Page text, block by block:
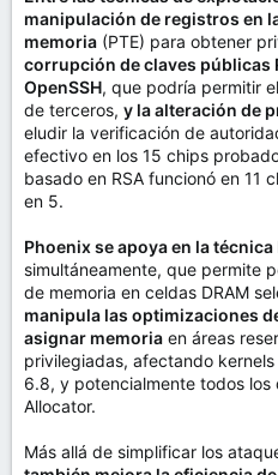
manipulación de registros en
memoria (PTE) para obtener
corrupción de claves públicas
OpenSSH, que podría permitir
de terceros, y la alteración de
eludir la verificación de
efectivo en los 15 chips
basado en RSA funcionó en 11
en 5.
Phoenix se apoya en la técnica
simultáneamente, que permite
de memoria en celdas DRAM
manipula las optimizaciones
asignar memoria en áreas
privilegiadas, afectando
6.8, y potencialmente todos
Allocator.
Más allá de simplificar los